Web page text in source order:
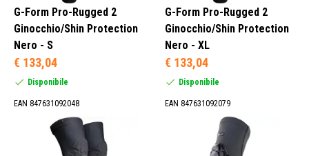
Grigio (1)
Verde (1)
Nero (26)
Uomini (26)
Donne (5)
Bambini (2)
Bambine (2)
G-Form Pro-Rugged 2
Ginocchio/Shin Protection
Nero - S
€ 133,04
Disponibile
EAN 847631092048
G-Form Pro-Rugged 2
Ginocchio/Shin Protection
Nero - XL
€ 133,04
Disponibile
EAN 847631092079